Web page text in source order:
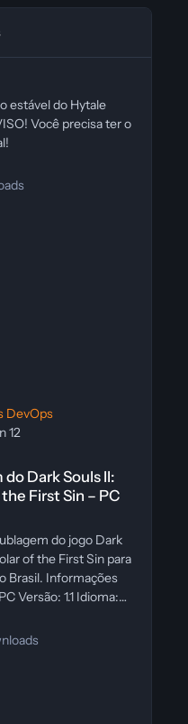
estável do Hytale
Você precisa ter o
DevOps
12
Dark Souls II:
First Sin – PC
do jogo Dark
of the First Sin para
Brasil. Informações
Versão: 1.1 Idioma:
Versão Suportada:
Suportado: Inglês